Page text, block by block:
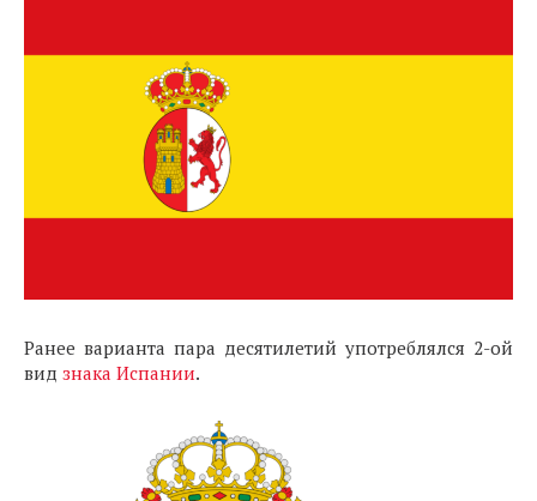
Ранее варианта пара десятилетий употреблялся 2-ой
вид знака Испании.